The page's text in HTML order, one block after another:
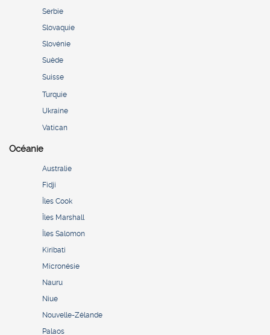
Serbie
Slovaquie
Slovénie
Suède
Suisse
Turquie
Ukraine
Vatican
Océanie
Australie
Fidji
Îles Cook
Îles Marshall
Îles Salomon
Kiribati
Micronésie
Nauru
Niue
Nouvelle-Zélande
Palaos